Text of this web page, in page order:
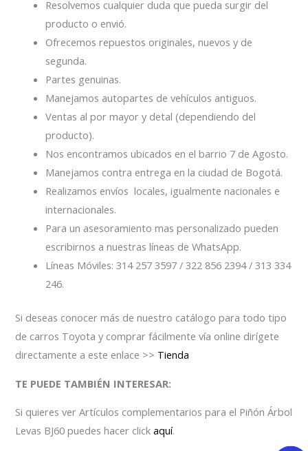
Resolvemos cualquier duda que pueda surgir del
producto o envió.
Ofrecemos repuestos originales, nuevos y de
segunda.
Partes genuinas.
Manejamos autopartes de vehículos antiguos.
Ventas al por mayor y detal (dependiendo del
producto).
Nos encontramos ubicados en el barrio 7 de Agosto.
Manejamos contra entrega en la ciudad de Bogotá.
Realizamos envíos locales, igualmente nacionales e
internacionales.
Para un asesoramiento mas personalizado pueden
escribirnos a nuestras líneas de WhatsApp.
Líneas Móviles: 314 257 3597 / 322 856 2394 / 313 334
246.
Si deseas conocer más de nuestro catálogo para todo tipo
de carros Toyota y comprar fácilmente vía online dirígete
directamente a este enlace >> Tienda
TE PUEDE TAMBIÉN INTERESAR:
Si quieres ver Artículos complementarios para el Piñón Árbol
Levas BJ60 puedes hacer clickaquí.